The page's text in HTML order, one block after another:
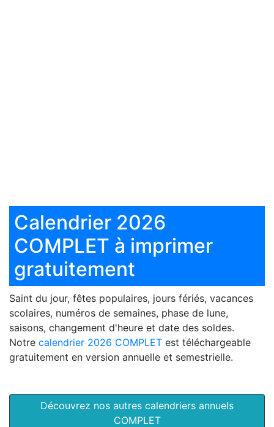
Calendrier 2026
COMPLET à imprimer
gratuitement
Saint du jour, fêtes populaires, jours fériés, vacances
scolaires, numéros de semaines, phase de lune,
saisons, changement d'heure et date des soldes.
Notre calendrier 2026 COMPLET est téléchargeable
gratuitement en version annuelle et semestrielle.
Découvrez nos autres calendriers annuels
COMPLET